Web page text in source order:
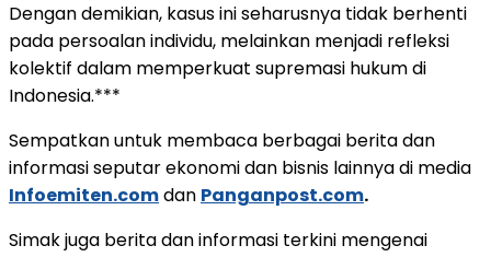
Dengan demikian, kasus ini seharusnya tidak berhenti
pada persoalan individu, melainkan menjadi refleksi
kolektif dalam memperkuat supremasi hukum di
Indonesia.***
Sempatkan untuk membaca berbagai berita dan
informasi seputar ekonomi dan bisnis lainnya di media
Infoemiten.comdan Panganpost.com.
Simak juga berita dan informasi terkini mengenai